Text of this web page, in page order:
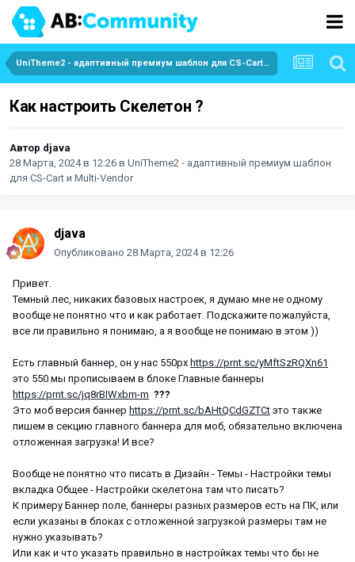
UniTheme2 - адаптивный премиум шаблон для CS-Cart и Multi-Vendor
Как настроить Скелетон ?
Автор djava
28 Марта, 2024 в 12:26 в UniTheme2 - адаптивный премиум шаблон
для CS-Cart и Multi-Vendor
djava
Опубликовано 28 Марта, 2024 в 12:26
Привет.
Темный лес, никаких базовых настроек, я думаю мне не одному
вообще не понятно что и как работает. Подскажите пожалуйста,
все ли правильно я понимаю, а я вообще не понимаю в этом ))
Есть главный баннер, он у нас 550px https://prnt.sc/yMftSzRQXn61
это 550 мы прописываем в блоке Главные баннеры
https://prnt.sc/jq8rBIWxbm-m ???
Это моб версия баннер https://prnt.sc/bAHtQCdGZTCt это также
пишем в секцию главного баннера для моб, обязательно включена
отложенная загрузка! И все?
Вообще не понятно что писать в Дизайн - Темы - Настройки темы
вкладка Общее - Настройки скелетона там что писать?
К примеру Баннер поле, баннеры разных размеров есть на ПК, или
если указаны в блоках с отложенной загрузкой размеры там не
нужно указывать?
Или как и что указать правильно в настройках темы что бы не